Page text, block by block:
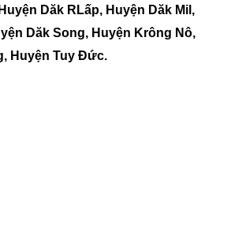
Dăk RLấp, Huyện Dăk Mil,
Dăk Song, Huyện Krông Nô,
Huyện Tuy Đức.